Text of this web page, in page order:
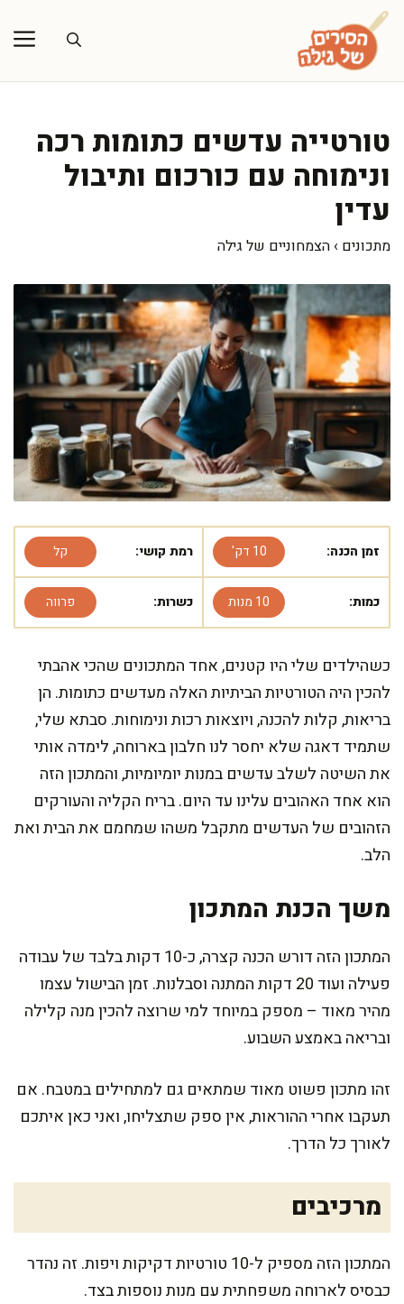
לדלג
לתוכן
טורטייה עדשים כתומות רכה
ונימוחה עם כורכום ותיבול
עדין
מתכונים › הצמחוניים של גילה
זמן הכנה: 10 דק' רמת קושי: קל
כמות: 10 מנות כשרות: פרווה
כשהילדים שלי היו קטנים, אחד המתכונים שהכי אהבתי
להכין היה הטורטיות הביתיות האלה מעדשים כתומות. הן
בריאות, קלות להכנה, ויוצאות רכות ונימוחות. סבתא שלי,
שתמיד דאגה שלא יחסר לנו חלבון בארוחה, לימדה אותי
את השיטה לשלב עדשים במנות יומיומיות, והמתכון הזה
הוא אחד האהובים עלינו עד היום. בריח הקליה והעורקים
הזהובים של העדשים מתקבל משהו שמחמם את הבית ואת
הלב.
משך הכנת המתכון
המתכון הזה דורש הכנה קצרה, כ-10 דקות בלבד של עבודה
פעילה ועוד 20 דקות המתנה וסבלנות. זמן הבישול עצמו
מהיר מאוד – מספק במיוחד למי שרוצה להכין מנה קלילה
ובריאה באמצע השבוע.
זהו מתכון פשוט מאוד שמתאים גם למתחילים במטבח. אם
תעקבו אחרי ההוראות, אין ספק שתצליחו, ואני כאן איתכם
לאורך כל הדרך.
מרכיבים
המתכון הזה מספיק ל-10 טורטיות דקיקות ויפות. זה נהדר
כבסיס לארוחה משפחתית עם מנות נוספות בצד.